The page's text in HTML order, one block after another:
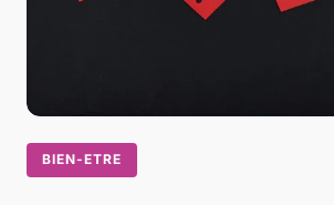
BIEN-ETRE